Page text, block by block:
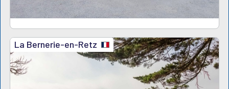
La Bernerie-en-Retz